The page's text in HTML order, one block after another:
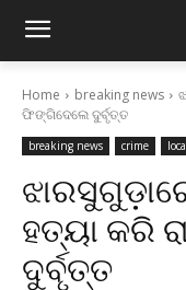
Home breaking news
ଫିଙ୍ଗିଦେଲେ ଦୁର୍ବୃତ୍ତ
breaking news crime
ହତ୍ୟା କରି
ଦୁର୍ବୃତ୍ତ